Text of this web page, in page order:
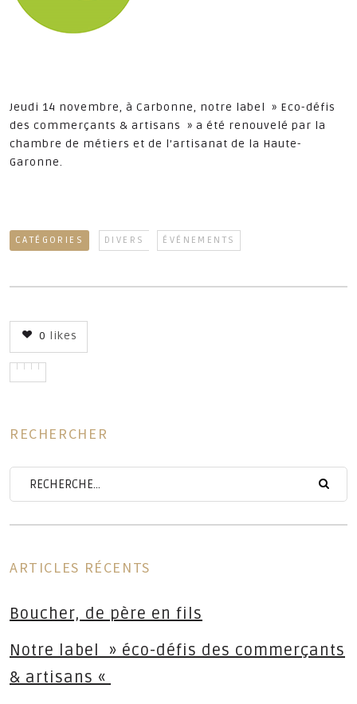
Jeudi 14 novembre, à Carbonne, notre label » Eco-défis
des commerçants & artisans » a été renouvelé par la
chambre de métiers et de l’artisanat de la Haute-
Garonne.
CATÉGORIES DIVERS ÉVÉNEMENTS
0 likes
RECHERCHER
ARTICLES RÉCENTS
Boucher, de père en fils
Notre label » éco-défis des commerçants
& artisans «